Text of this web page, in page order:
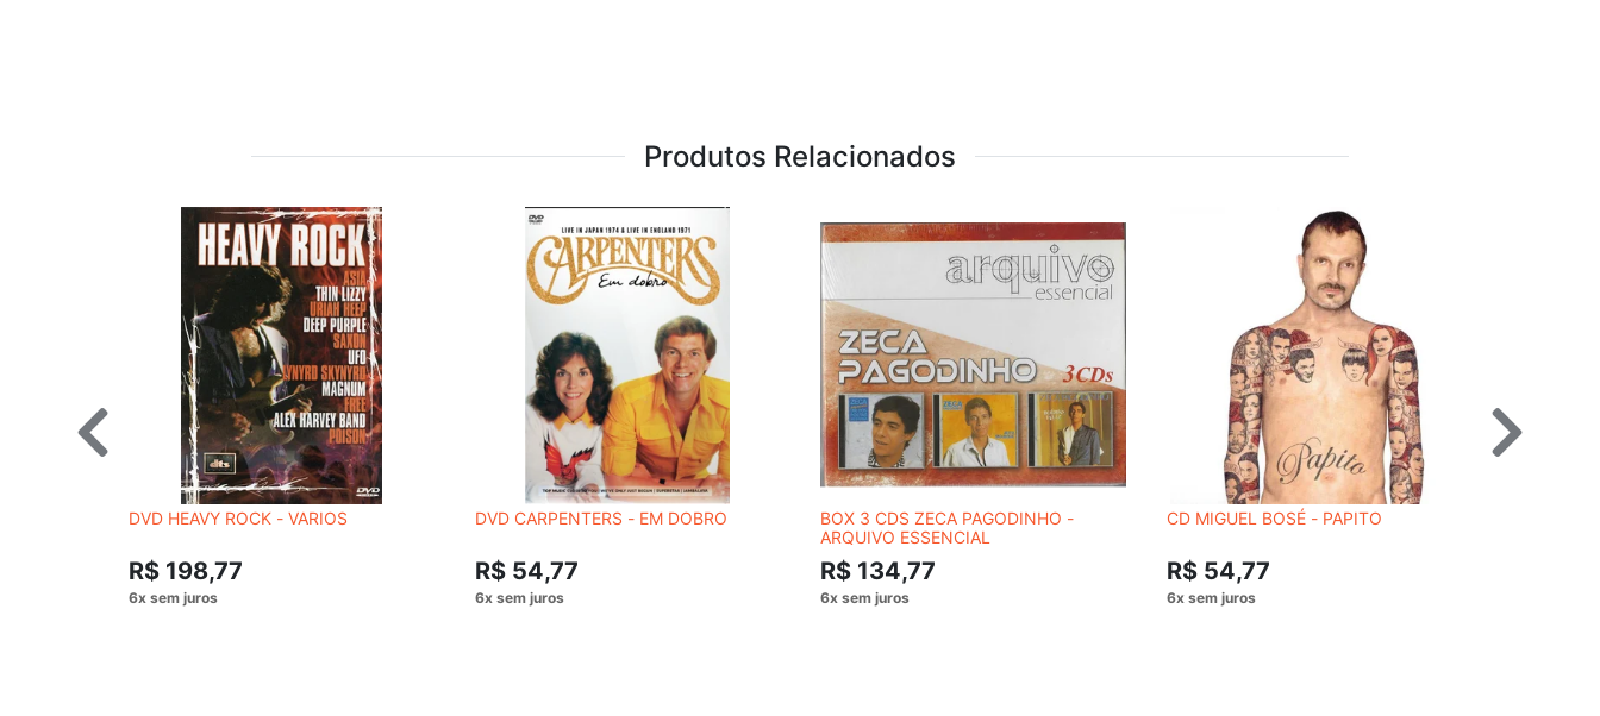
Produtos Relacionados
DVD HEAVY ROCK - VARIOS
R$ 198,77
DVD CARPENTERS - EM DOBRO
R$ 54,77
BOX 3 CDS ZECA PAGODINHO -
ARQUIVO ESSENCIAL
R$ 134,77
CD MIGUEL BOSÉ - PAPITO
R$ 54,77